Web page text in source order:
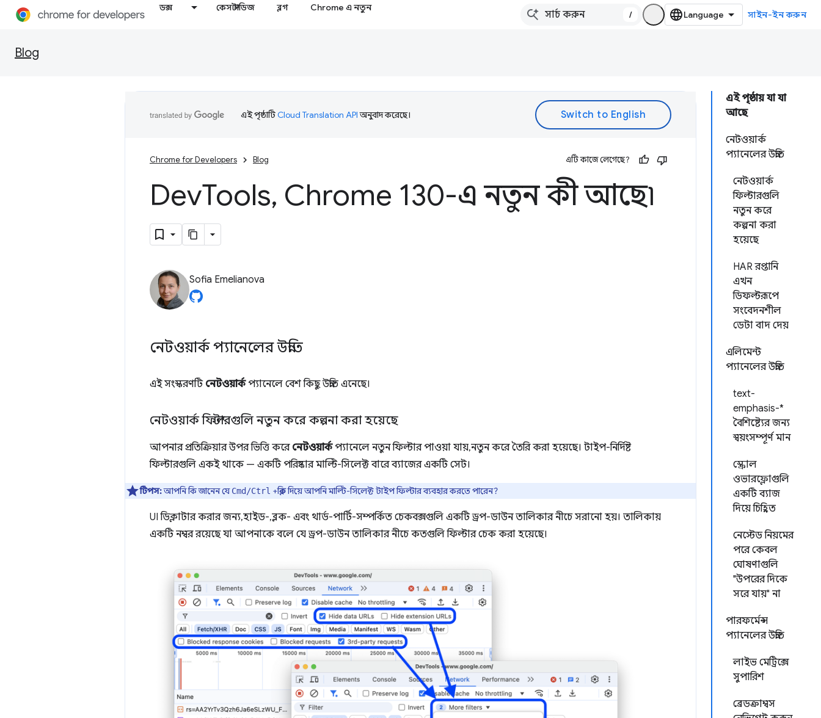
ডক্স কেস স্টাডিজ ব্লগ Chrome এ নতুন
/ সাইন-ইন করুন
Blog
এই পৃষ্ঠায় যা যা
আছে
নেটওয়ার্ক
প্যানেলের উন্নতি
নেটওয়ার্ক
ফিল্টারগুলি
নতুন করে
কল্পনা করা
হয়েছে
HAR রপ্তানি
এখন
ডিফল্টরূপে
সংবেদনশীল
ডেটা বাদ দেয়
এলিমেন্ট
প্যানেলের উন্নতি
text-
emphasis-*
বৈশিষ্ট্যের জন্য
স্বয়ংসম্পূর্ণ মান
স্ক্রোল
ওভারফ্লোগুলি
একটি ব্যাজ
দিয়ে চিহ্নিত
নেস্টেড নিয়মের
পরে কেবল
ঘোষণাগুলি
"উপরের দিকে
সরে যায়" না
পারফর্মেন্স
প্যানেলের উন্নতি
লাইভ মেট্রিক্সে
সুপারিশ
ব্রেডক্রাম্বস
এই পৃষ্ঠাটিCloud Translation APIঅনুবাদ করেছে।
Chrome for Developers Blog এটি কাজে লেগেছে?
DevTools, Chrome 130-এ নতুন কী আছে৷
Sofia Emelianova
নেটওয়ার্ক প্যানেলের উন্নতি
এই সংস্করণটি নেটওয়ার্কপ্যানেলে বেশ কিছু উন্নতি এনেছে।
নেটওয়ার্ক ফিল্টারগুলি নতুন করে কল্পনা করা হয়েছে
আপনার প্রতিক্রিয়ার উপর ভিত্তি করে নেটওয়ার্কপ্যানেলে নতুন ফিল্টার পাওয়া যায়, নতুন করে তৈরি করা হয়েছে। টাইপ-নির্দিষ্ট
ফিল্টারগুলি একই থাকে — একটি পরিষ্কার মাল্টি-সিলেক্ট বারে ব্যাজের একটি সেট।
টিপস:আপনি কি জানেন যেCmd/Ctrl +ক্লিক দিয়ে আপনি মাল্টি-সিলেক্ট টাইপ ফিল্টার ব্যবহার করতে পারেন?
UI ডিক্লাটার করার জন্য, হাইড-, ব্লক- এবং থার্ড-পার্টি-সম্পর্কিত চেকবক্সগুলি একটি ড্রপ-ডাউন তালিকার নীচে সরানো হয়। তালিকায়
একটি নম্বর রয়েছে যা আপনাকে বলে যে ড্রপ-ডাউন তালিকার নীচে কতগুলি ফিল্টার চেক করা হয়েছে।